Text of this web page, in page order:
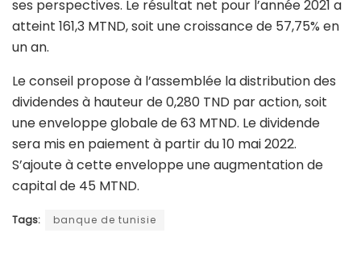
ses perspectives. Le résultat net pour l’année 2021 a
atteint 161,3 MTND, soit une croissance de 57,75% en
un an.
Le conseil propose à l’assemblée la distribution des
dividendes à hauteur de 0,280 TND par action, soit
une enveloppe globale de 63 MTND. Le dividende
sera mis en paiement à partir du 10 mai 2022.
S’ajoute à cette enveloppe une augmentation de
capital de 45 MTND.
Tags: banque de tunisie